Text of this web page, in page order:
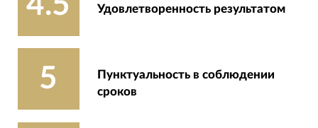
Удовлетворенность результатом
5
Пунктуальность в соблюдении
сроков